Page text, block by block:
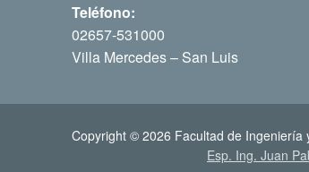
Teléfono:
02657-531000
Villa Mercedes – San Luis
Copyright © 2026 Facultad de Ingeniería
Esp. Ing. Juan